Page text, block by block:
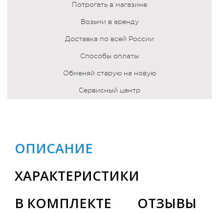
Потрогать в магазине
Возьми в аренду
Доставка по всей России
Способы оплаты
Обменяй старую на новую
Сервисный центр
ОПИСАНИЕ
ХАРАКТЕРИСТИКИ
В КОМПЛЕКТЕ
ОТЗЫВЫ